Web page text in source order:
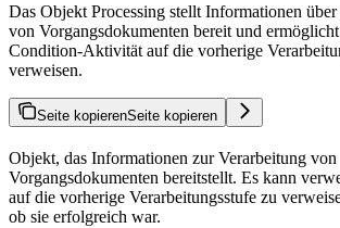
Das Objekt Processing stellt Informationen
von Vorgangsdokumenten bereit und
Condition-Aktivität auf die vorherige
verweisen.
Seite kopierenSeite kopieren
Objekt, das Informationen zur Verarbeitung von
Vorgangsdokumenten bereitstellt. Es kann
auf die vorherige Verarbeitungsstufe zu
ob sie erfolgreich war.